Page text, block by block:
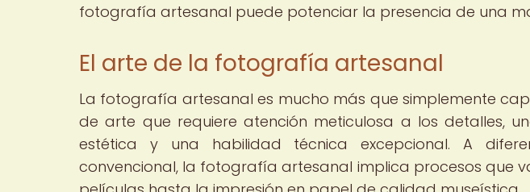
fotografía artesanal puede potenciar la presencia de una
El arte de la fotografía artesanal
La fotografía artesanal es mucho más que simplemente
de arte que requiere atención meticulosa a los detalles,
estética y una habilidad técnica excepcional. A
convencional, la fotografía artesanal implica procesos que